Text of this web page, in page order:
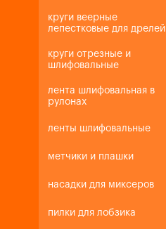
круги веерные
лепестковые для дрелей
круги отрезные и
шлифовальные
лента шлифовальная в
рулонах
ленты шлифовальные
метчики и плашки
насадки для миксеров
пилки для лобзика